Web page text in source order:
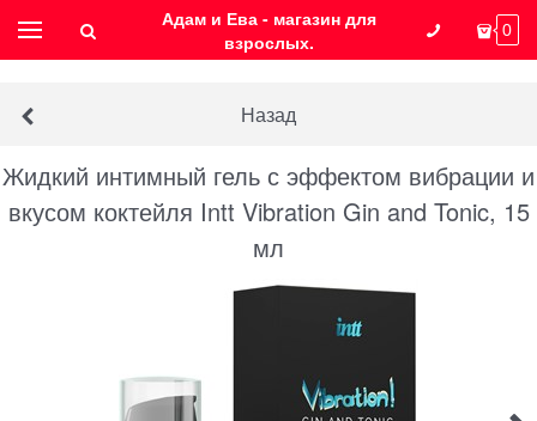
Адам и Ева - магазин для
взрослых.
0
Назад
Жидкий интимный гель с эффектом вибрации и
вкусом коктейля Intt Vibration Gin and Tonic, 15
мл